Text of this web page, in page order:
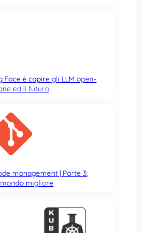
è capire gli LLM open-
ed il futuro
management | Parte 3:
migliore